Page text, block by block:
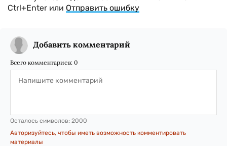
Ctrl+Enter или Отправить ошибку
Добавить комментарий
Всего комментариев: 0
Осталось символов: 2000
Авторизуйтесь, чтобы иметь возможность комментировать
материалы